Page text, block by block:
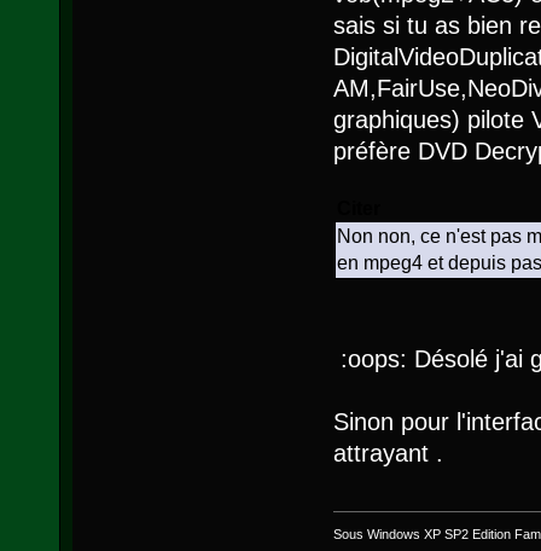
sais si tu as bien
graphiques) pilote
préfère DVD
Non non, ce n'est pas
en mpeg4 et depuis
:oops: Désolé j'ai
Sinon pour
attrayant .
Sous Windows XP SP2 Edition